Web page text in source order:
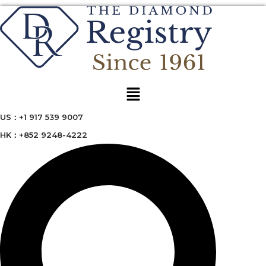
Menu
US：+1 917 539 9007
HK：+852 9248-4222